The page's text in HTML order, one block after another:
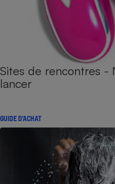
Sites de rencontres -
lancer
GUIDE D'ACHAT